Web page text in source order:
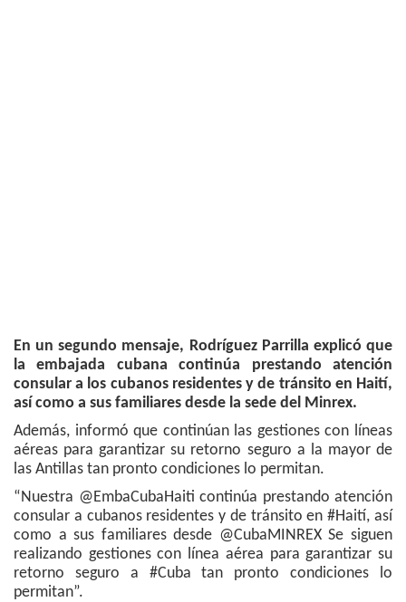
En un segundo mensaje, Rodríguez Parrilla explicó que
la embajada cubana continúa prestando atención
consular a los cubanos residentes y de tránsito en Haití,
así como a sus familiares desde la sede del Minrex.
Además, informó que continúan las gestiones con líneas
aéreas para garantizar su retorno seguro a la mayor de
las Antillas tan pronto condiciones lo permitan.
“Nuestra @EmbaCubaHaiti continúa prestando atención
consular a cubanos residentes y de tránsito en #Haití, así
como a sus familiares desde @CubaMINREX Se siguen
realizando gestiones con línea aérea para garantizar su
retorno seguro a #Cuba tan pronto condiciones lo
permitan”.